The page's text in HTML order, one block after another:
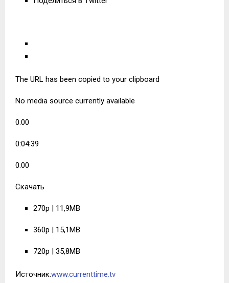
The URL has been copied to your clipboard
No media source currently available
0:00
0:04:39
0:00
Скачать
270p | 11,9MB
360p | 15,1MB
720p | 35,8MB
Источник:www.currenttime.tv